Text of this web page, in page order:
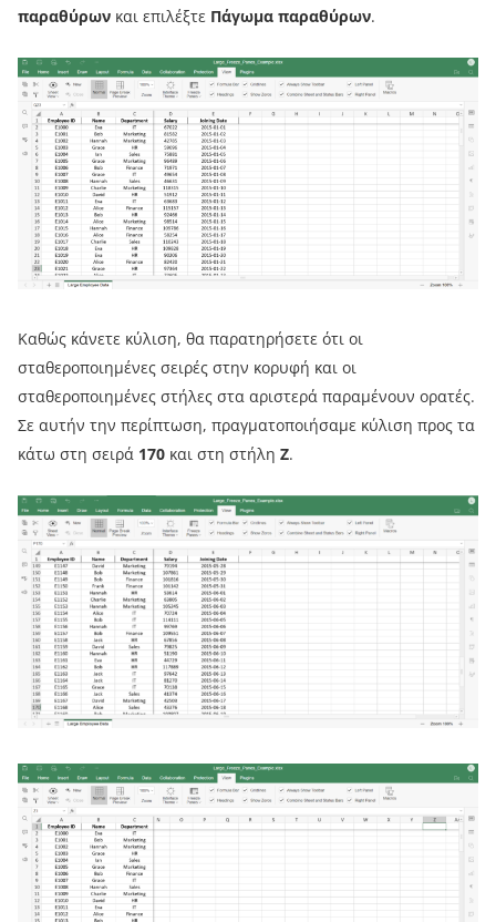
παραθύρων και επιλέξτε Πάγωμα παραθύρων.
Καθώς κάνετε κύλιση, θα παρατηρήσετε ότι οι
σταθεροποιημένες σειρές στην κορυφή και οι
σταθεροποιημένες στήλες στα αριστερά παραμένουν ορατές.
Σε αυτήν την περίπτωση, πραγματοποιήσαμε κύλιση προς τα
κάτω στη σειρά 170 και στη στήλη Z.